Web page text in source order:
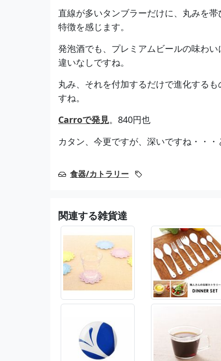
直線が多いタンブラーだけに、丸みを
特徴を感じます。
発泡酒でも、プレミアムビールの味わ
違いなしですね。
丸み、それを付加するだけで進化する
すね。
Carroで発見。840円也
カタン、今更ですが、深いですね・・
食器/カトラリー
関連する雑貨達